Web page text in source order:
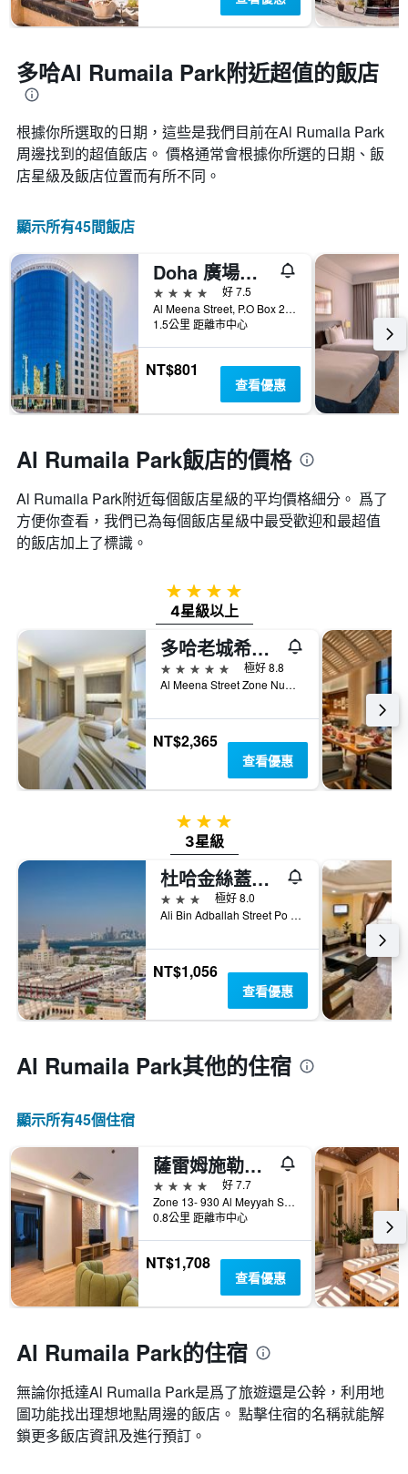
多哈Al Rumaila Park附近超值的飯店
根據你所選取的日期，這些是我們目前在Al Rumaila Park​
周邊找到的超值​飯店。 價格通常會根據你所選的日期、飯
店星級及飯店位置而有所不同。
顯示所有45間飯店
Doha 廣場酒店 - 多哈
4星級
好 7.5
Al Meena Street, P.O Box 24060, Doha, Qatar, 多哈, 卡達
1.5公里 距離市中心
NT$801
查看優惠
Al Rumaila Park飯店的價格
Al Rumaila Park附近每個飯店星級的平均價格細分。 爲了
方便你查看，我們已為每個飯店星級中最受歡迎和最超值
的飯店加上了標識。
4星級
4星級以上
多哈老城希爾頓逸林酒店
5星級
極好 8.8
Al Meena Street Zone Number 18, 多哈, 卡達
NT$2,365
查看優惠
3星級
3星級
杜哈金絲蓋特酒店 - 多哈
3星級
極好 8.0
Ali Bin Adballah Street Po Box 242310, 多哈, 卡達
NT$1,056
查看優惠
Al Rumaila Park​其他的住宿
顯示所有45​個住宿
薩雷姆施勒比酒店 - 多哈
4星級
好 7.7
Zone 13- 930 Al Meyyah Street, 多哈, 卡達
0.8公里 距離市中心
NT$1,708
查看優惠
Al Rumaila Park的住宿
無論你抵達Al Rumaila Park​是爲了旅遊還是公幹，利用地
圖功能找出理想地點周邊的飯店。 點擊住宿的名稱就能解
鎖更多飯店資訊及進行預訂。